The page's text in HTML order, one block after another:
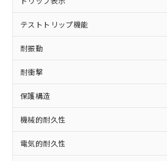
テストトリップ機能
耐振動
耐衝撃
保護構造
機械的耐久性
電気的耐久性
記載している更新日時
タに基づき作成される
覧された時点での実際
準価格とは異なる場合
正式な納期状況および
様のお取引先、または
ムロン制御機器販売店
オムロン制御機器販売
鉛(Pb) 1000ppm以下、 水銀(Hg)
ミウム(Cd) 100ppm以下、
六価クロム(Cr(Ⅵ)) 1000ppm以下、
類(PBB) 1000ppm以下、ポリ臭化ジ
(PBDE) 1000ppm以下、フタル酸ビ
ル) (DEHP)(別名：DOP) 1000ppm以
ルベンジル（BBP） 1000ppm以下
（DBP） 1000ppm以下、フタル酸
(DIBP) 1000ppm以下
フタル酸エステル類の４物質について
*中国RoHS10物質の基準値 (GB/
Cr(Ⅵ)(六価クロム) : 1000ppm、
ニル類) : 1000ppm、 PBDEs(ポリ臭
DBP(フタル酸ジブチル) : 1000ppm
イソブチル) : 1000ppm、 BBP(フタ
ル) : 1000ppm、
DEHP(フタル酸ビス(2-エチルヘキ
※2 環境保護使用期限
または国外への提供す
国政府の輸出許可(また
可)を取得するなどの
当社は規制貨物を破棄
全に破砕するなど、違
いよう必要な手段を講
ル、化学兵器、生物兵
武器並びにこれらの製
当社は、貴社製品を第
号
－
在庫なし(最新の
いては、お客様の
たはお客様担当の
機器販売店・当社